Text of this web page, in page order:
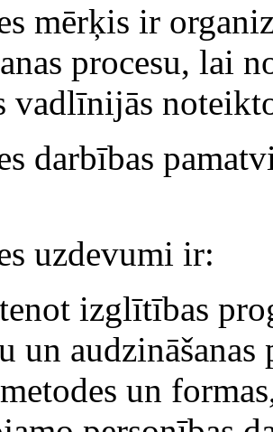
mērķis ir
procesu, lai
vadlīnijās
darbības
uzdevumi ir:
izglītības
un
un